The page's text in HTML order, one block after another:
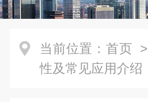
当前位置： 首页 >
性及常见应用介绍